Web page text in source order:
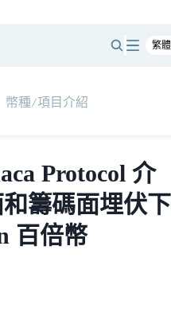
幣種/項目介紹
Protocol 介
籌碼面埋伏下
百倍幣